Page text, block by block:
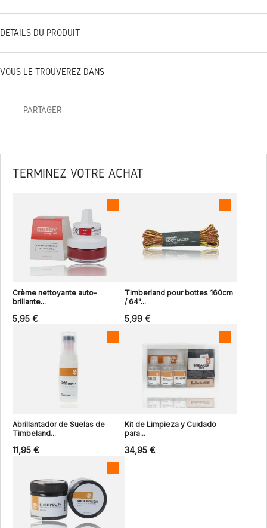
DÉTAILS DU PRODUIT
VOUS LE TROUVEREZ DANS
PARTAGER
TERMINEZ VOTRE ACHAT
Crème nettoyante auto-
brillante...
5,95 €
Timberland pour bottes 160cm
/ 64"...
5,99 €
Abrillantador de Suelas de
Timbeland...
11,95 €
Kit de Limpieza y Cuidado
para...
34,95 €